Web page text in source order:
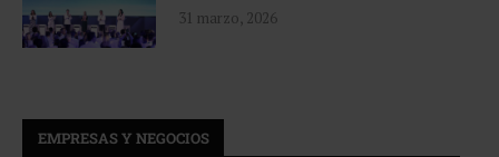
31 marzo, 2026
EMPRESAS Y NEGOCIOS